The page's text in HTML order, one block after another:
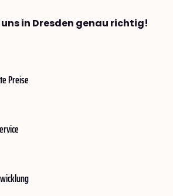
in Dresden genau richtig!
Preise